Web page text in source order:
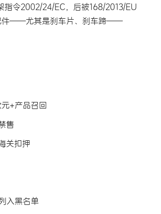
指令2002/24/EC，后被168/2013/EU
件——尤其是刹车片、刹车蹄——
+产品召回
售
关扣押
入黑名单